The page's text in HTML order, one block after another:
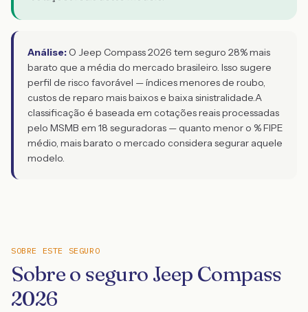
Análise: O Jeep Compass 2026 tem seguro 28% mais
barato que a média do mercado brasileiro. Isso sugere
perfil de risco favorável — índices menores de roubo,
custos de reparo mais baixos e baixa sinistralidade.A
classificação é baseada em cotações reais processadas
pelo MSMB em 18 seguradoras — quanto menor o % FIPE
médio, mais barato o mercado considera segurar aquele
modelo.
SOBRE ESTE SEGURO
Sobre o seguro Jeep Compass
2026